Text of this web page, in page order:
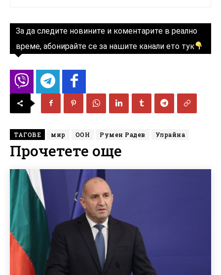
За да следите новините и коментарите в реално
време, абонирайте се за нашите канали ето тук
ТАГОВЕ мир ООН Румен Радев Улрайна
Прочетете още